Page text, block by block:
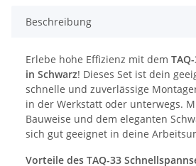
Beschreibung
Erlebe hohe Effizienz mit dem
in Schwarz! Dieses Set ist dein
schnelle und zuverlässige
in der Werkstatt oder unterwegs.
Bauweise und dem eleganten
sich gut geeignet in deine
Vorteile des TAQ-33